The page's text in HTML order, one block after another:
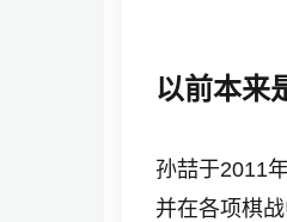
以前本
孙喆于2011
并在各项棋